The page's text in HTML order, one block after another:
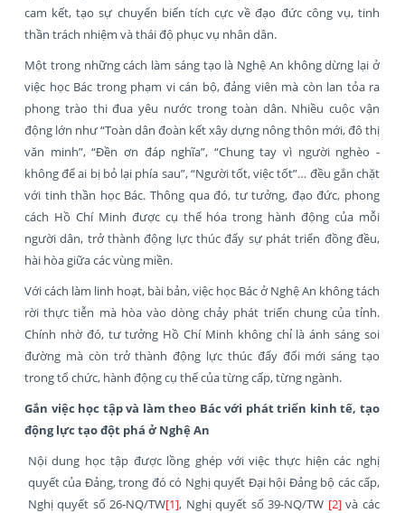
cam kết, tạo sự chuyển biến tích cực về đạo đức công vụ, tinh
thần trách nhiệm và thái độ phục vụ nhân dân.
Một trong những cách làm sáng tạo là Nghệ An không dừng lại ở
việc học Bác trong phạm vi cán bộ, đảng viên mà còn lan tỏa ra
phong trào thi đua yêu nước trong toàn dân. Nhiều cuộc vận
động lớn như “Toàn dân đoàn kết xây dựng nông thôn mới, đô thị
văn minh”, “Đền ơn đáp nghĩa”, “Chung tay vì người nghèo -
không để ai bị bỏ lại phía sau”, “Người tốt, việc tốt”… đều gắn chặt
với tinh thần học Bác. Thông qua đó, tư tưởng, đạo đức, phong
cách Hồ Chí Minh được cụ thể hóa trong hành động của mỗi
người dân, trở thành động lực thúc đẩy sự phát triển đồng đều,
hài hòa giữa các vùng miền.
Với cách làm linh hoạt, bài bản, việc học Bác ở Nghệ An không tách
rời thực tiễn mà hòa vào dòng chảy phát triển chung của tỉnh.
Chính nhờ đó, tư tưởng Hồ Chí Minh không chỉ là ánh sáng soi
đường mà còn trở thành động lực thúc đẩy đổi mới sáng tạo
trong tổ chức, hành động cụ thể của từng cấp, từng ngành.
Gắn việc học tập và làm theo Bác với phát triển kinh tế, tạo
động lực tạo đột phá ở Nghệ An
Nội dung học tập được lồng ghép với việc thực hiện các nghị
quyết của Đảng, trong đó có Nghị quyết Đại hội Đảng bộ các cấp,
Nghị quyết số 26-NQ/TW[1], Nghị quyết số 39-NQ/TW [2]và các